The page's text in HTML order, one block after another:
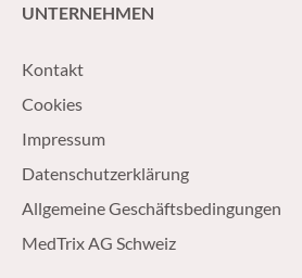
UNTERNEHMEN
Kontakt
Cookies
Impressum
Datenschutzerklärung
Allgemeine Geschäftsbedingungen
MedTrix AG Schweiz